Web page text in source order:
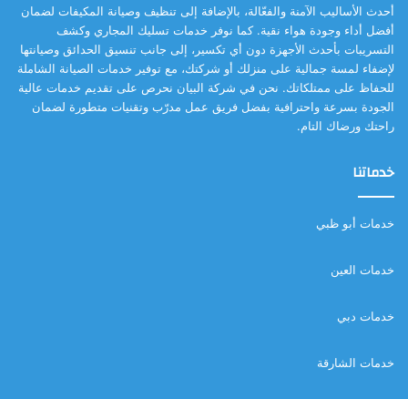
أحدث الأساليب الآمنة والفعّالة، بالإضافة إلى تنظيف وصيانة المكيفات لضمان
أفضل أداء وجودة هواء نقية. كما نوفر خدمات تسليك المجاري وكشف
التسريبات بأحدث الأجهزة دون أي تكسير، إلى جانب تنسيق الحدائق وصيانتها
لإضفاء لمسة جمالية على منزلك أو شركتك، مع توفير خدمات الصيانة الشاملة
للحفاظ على ممتلكاتك. نحن في شركة البيان نحرص على تقديم خدمات عالية
الجودة بسرعة واحترافية بفضل فريق عمل مدرّب وتقنيات متطورة لضمان
راحتك ورضاك التام.
خدماتنا
خدمات أبو ظبي
خدمات العين
خدمات دبي
خدمات الشارقة